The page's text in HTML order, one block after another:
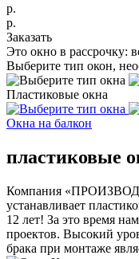
р.
р.
Заказать
Это окно в рассрочку:
Выберите тип окон,
Пластиковые окна
Окна на балкон
пластиковые
Компания
устанавливает
12 лет! За это время
проектов. Высокий
брака при монтаже